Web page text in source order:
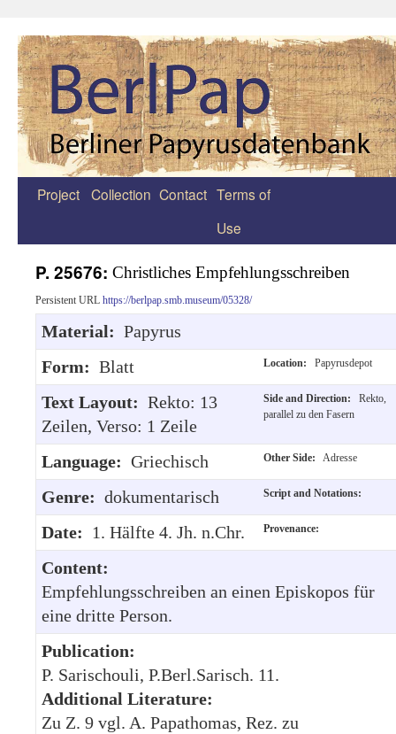
Zum
Project Collection Contact Terms of
Use
P. 25676: Christliches Empfehlungsschreiben
Persistent URL https://berlpap.smb.museum/05328/
Material: Papyrus
Form: Blatt Location: Papyrusdepot
Text Layout: Rekto: 13
Zeilen, Verso: 1 Zeile
Side and Direction:
Rekto,
parallel zu den Fasern
Language: Griechisch Other Side: Adresse
Genre: dokumentarisch Script and Notations:
Date: 1. Hälfte 4. Jh. n.Chr. Provenance:
Content:
Empfehlungsschreiben an einen Episkopos für
eine dritte Person.
Publication:
P. Sarischouli, P.Berl.Sarisch. 11.
Additional Literature:
Zu Z. 9 vgl. A. Papathomas, Rez. zu